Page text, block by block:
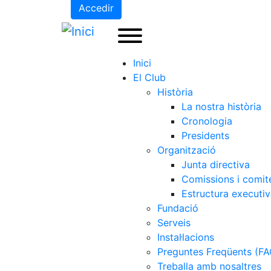
Accedir
Inici
El Club
Història
La nostra història
Cronologia
Presidents
Organització
Junta directiva
Comissions i
Estructura
Fundació
Serveis
Instal·lacions
Preguntes Freqüents
Treballa amb nosaltres